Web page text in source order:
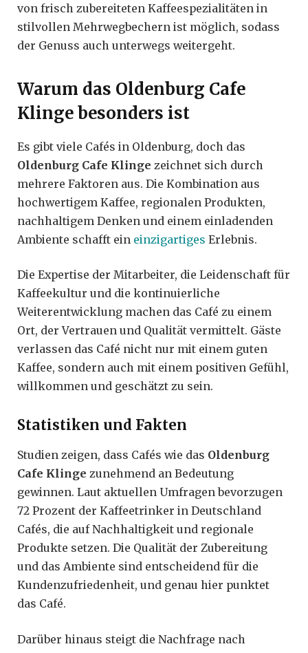
von frisch zubereiteten Kaffeespezialitäten in
stilvollen Mehrwegbechern ist möglich, sodass
der Genuss auch unterwegs weitergeht.
Warum das Oldenburg Cafe
Klinge besonders ist
Es gibt viele Cafés in Oldenburg, doch das
Oldenburg Cafe Klinge zeichnet sich durch
mehrere Faktoren aus. Die Kombination aus
hochwertigem Kaffee, regionalen Produkten,
nachhaltigem Denken und einem einladenden
Ambiente schafft ein einzigartiges Erlebnis.
Die Expertise der Mitarbeiter, die Leidenschaft für
Kaffeekultur und die kontinuierliche
Weiterentwicklung machen das Café zu einem
Ort, der Vertrauen und Qualität vermittelt. Gäste
verlassen das Café nicht nur mit einem guten
Kaffee, sondern auch mit einem positiven Gefühl,
willkommen und geschätzt zu sein.
Statistiken und Fakten
Studien zeigen, dass Cafés wie das Oldenburg
Cafe Klinge zunehmend an Bedeutung
gewinnen. Laut aktuellen Umfragen bevorzugen
72 Prozent der Kaffeetrinker in Deutschland
Cafés, die auf Nachhaltigkeit und regionale
Produkte setzen. Die Qualität der Zubereitung
und das Ambiente sind entscheidend für die
Kundenzufriedenheit, und genau hier punktet
das Café.
Darüber hinaus steigt die Nachfrage nach